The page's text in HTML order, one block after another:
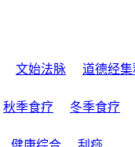
文始法脉
道德经集
秋季食疗 冬季食疗